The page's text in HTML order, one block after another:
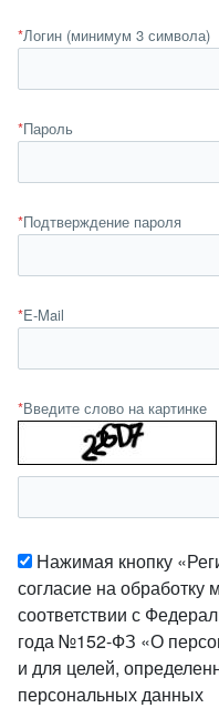
*Логин (минимум 3 символа)
*Пароль
*Подтверждение пароля
*E-Mail
*Введите слово на картинке
Нажимая кнопку
согласие на
соответствии с
года №152-ФЗ «О
и для целей,
персональных данных